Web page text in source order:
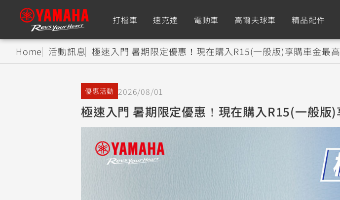
打檔車 速克達 電動車 高爾夫球車 精品配件
依風格
Super Sport
YZF-R9 MT-09 Y-AMT
依風格
Premium
TMAX CYGNUS XR
追蹤愛車
我的愛車
Home 活動訊息 極速入門 暑期限定優惠！現在購入R15(一般版)享購車金最
優惠活動 2026/08/01
極速入門 暑期限定優惠！現在購入R15(一般版